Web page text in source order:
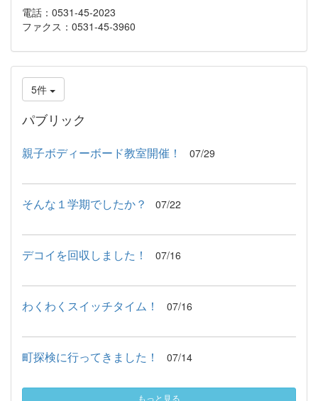
電話：0531-45-2023
ファクス：0531-45-3960
5件
パブリック
親子ボディーボード教室開催！ 07/29
そんな１学期でしたか？ 07/22
デコイを回収しました！ 07/16
わくわくスイッチタイム！ 07/16
町探検に行ってきました！ 07/14
もっと見る